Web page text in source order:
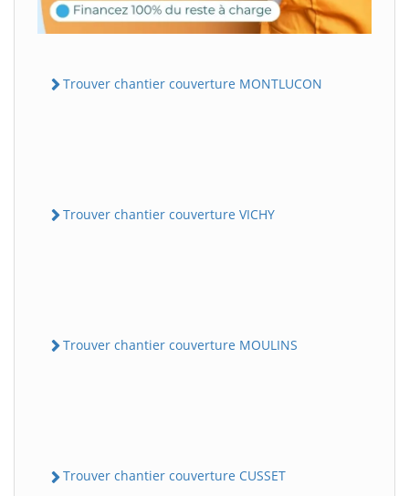
Trouver chantier couverture MONTLUCON
Trouver chantier couverture VICHY
Trouver chantier couverture MOULINS
Trouver chantier couverture CUSSET